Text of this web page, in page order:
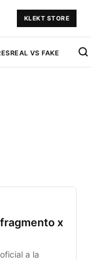
KLEKT STORE
REAL VS FAKE
x
a la